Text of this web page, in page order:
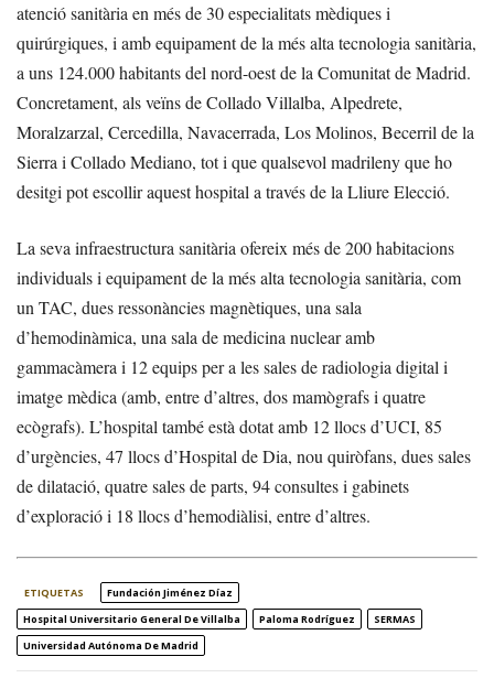
atenció sanitària en més de 30 especialitats mèdiques i
quirúrgiques, i amb equipament de la més alta tecnologia sanitària,
a uns 124.000 habitants del nord-oest de la Comunitat de Madrid.
Concretament, als veïns de Collado Villalba, Alpedrete,
Moralzarzal, Cercedilla, Navacerrada, Los Molinos, Becerril de la
Sierra i Collado Mediano, tot i que qualsevol madrileny que ho
desitgi pot escollir aquest hospital a través de la Lliure Elecció.
La seva infraestructura sanitària ofereix més de 200 habitacions
individuals i equipament de la més alta tecnologia sanitària, com
un TAC, dues ressonàncies magnètiques, una sala
d’hemodinàmica, una sala de medicina nuclear amb
gammacàmera i 12 equips per a les sales de radiologia digital i
imatge mèdica (amb, entre d’altres, dos mamògrafs i quatre
ecògrafs). L’hospital també està dotat amb 12 llocs d’UCI, 85
d’urgències, 47 llocs d’Hospital de Dia, nou quiròfans, dues sales
de dilatació, quatre sales de parts, 94 consultes i gabinets
d’exploració i 18 llocs d’hemodiàlisi, entre d’altres.
ETIQUETAS
Fundación Jiménez Díaz
Hospital Universitario General De Villalba
Paloma Rodríguez
SERMAS
Universidad Autónoma De Madrid